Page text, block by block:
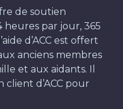
de soutien
heures par jour, 365
d’ACC est offert
anciens membres
et aux aidants. Il
client d’ACC pour